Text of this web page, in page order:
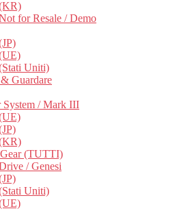
for Resale / Demo
Uniti)
Guardare
System / Mark III
(TUTTI)
/ Genesi
Uniti)